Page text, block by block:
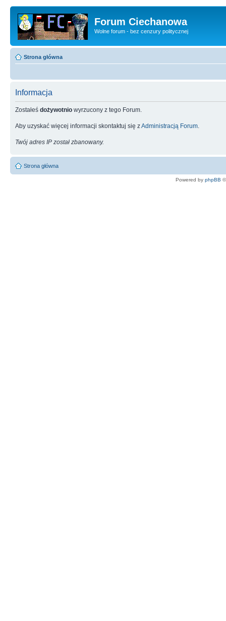
Forum Ciechanowa
Wolne forum - bez cenzury politycznej
Strona główna
Informacja
Zostałeś dożywotnio wyrzucony z tego Forum.
Aby uzyskać więcej informacji skontaktuj się zAdministracją Forum
Twój adres IP został zbanowany.
Strona główna
Powered by phpBB